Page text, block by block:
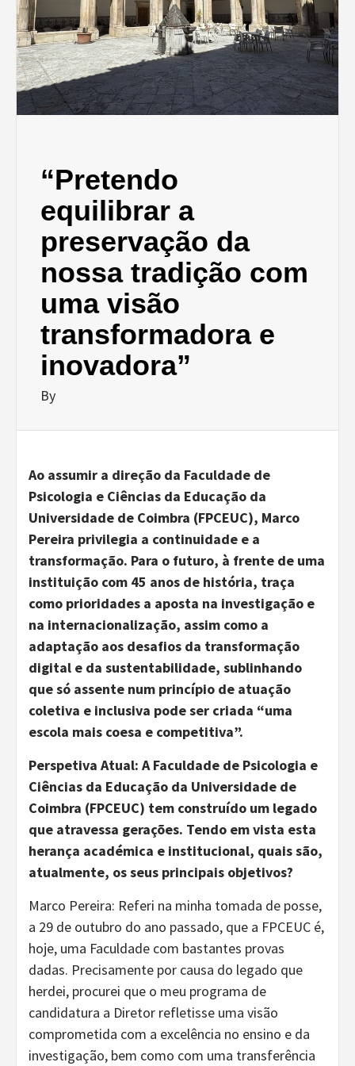
“Pretendo
equilibrar a
preservação da
nossa tradição com
uma visão
transformadora e
inovadora”
By
Ao assumir a direção da Faculdade de
Psicologia e Ciências da Educação da
Universidade de Coimbra (FPCEUC), Marco
Pereira privilegia a continuidade e a
transformação. Para o futuro, à frente de uma
instituição com 45 anos de história, traça
como prioridades a aposta na investigação e
na internacionalização, assim como a
adaptação aos desafios da transformação
digital e da sustentabilidade, sublinhando
que só assente num princípio de atuação
coletiva e inclusiva pode ser criada “uma
escola mais coesa e competitiva”.
Perspetiva Atual: A Faculdade de Psicologia e
Ciências da Educação da Universidade de
Coimbra (FPCEUC) tem construído um legado
que atravessa gerações. Tendo em vista esta
herança académica e institucional, quais são,
atualmente, os seus principais objetivos?
Marco Pereira: Referi na minha tomada de posse,
a 29 de outubro do ano passado, que a FPCEUC é,
hoje, uma Faculdade com bastantes provas
dadas. Precisamente por causa do legado que
herdei, procurei que o meu programa de
candidatura a Diretor refletisse uma visão
comprometida com a excelência no ensino e da
investigação, bem como com uma transferência